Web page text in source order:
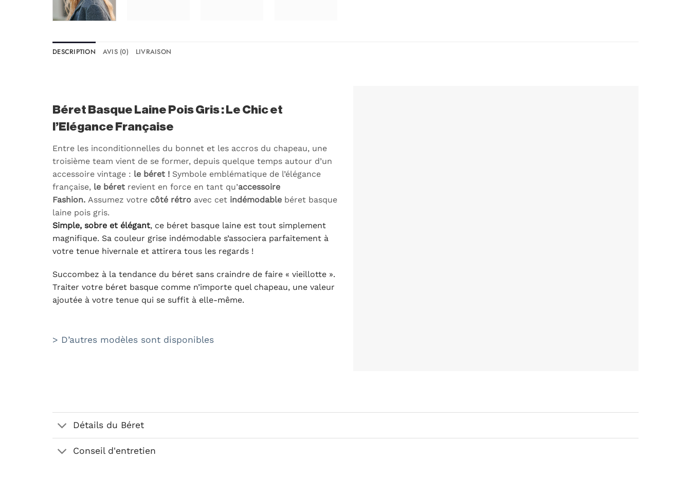
DESCRIPTION AVIS (0) LIVRAISON
Béret Basque Laine Pois Gris : Le Chic et
l’Elégance Française
Entre les inconditionnelles du bonnet et les accros du chapeau, une
troisième team vient de se former, depuis quelque temps autour d’un
accessoire vintage : le béret ! Symbole emblématique de l’élégance
française, le béret revient en force en tant qu’accessoire
Fashion. Assumez votre côté rétro avec cet indémodable béret basque
laine pois gris.
Simple, sobre et élégant, ce béret basque laine est tout simplement
magnifique. Sa couleur grise indémodable s’associera parfaitement à
votre tenue hivernale et attirera tous les regards !
Succombez à la tendance du béret sans craindre de faire « vieillotte ».
Traiter votre béret basque comme n’importe quel chapeau, une valeur
ajoutée à votre tenue qui se suffit à elle-même.
> D’autres modèles sont disponibles
Détails du Béret
Conseil d'entretien